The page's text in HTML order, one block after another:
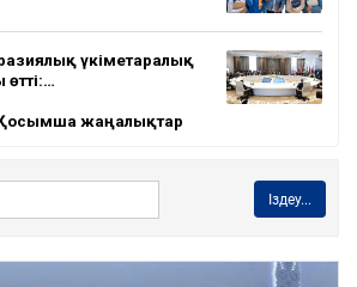
үкіметаралық
жаңалықтар
Іздеу...